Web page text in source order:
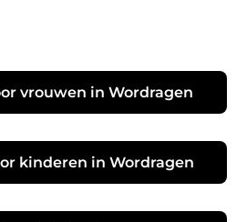
vrouwen in Wordragen
kinderen in Wordragen